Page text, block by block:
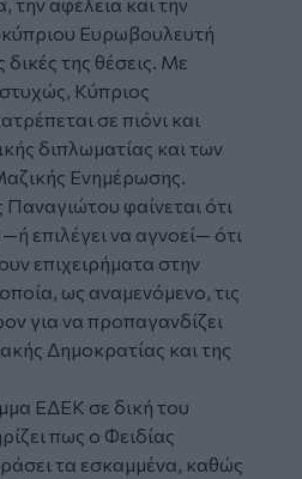
Ευρωβουλευτή
δικές της θέσεις. Με
Κύπριος
σε πιόνι και
διπλωματίας και των
Ενημέρωσης.
φαίνεται ότι
επιλέγει να αγνοεί— ότι
επιχειρήματα στην
ως αναμενόμενο, τις
για να προπαγανδίζει
Δημοκρατίας και της
ΕΔΕΚ σε δική του
πως ο Φειδίας
τα εσκαμμένα, καθώς